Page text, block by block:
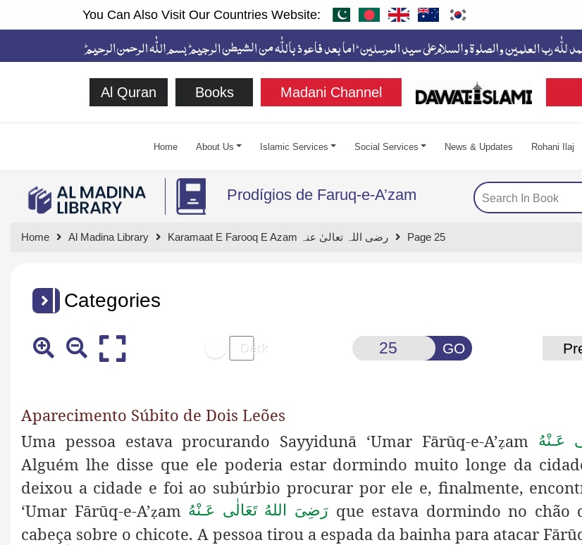
You Can Also Visit Our Countries Website:
Al Quran Books Madani Channel
Home About Us Islamic Services Social Services News & Updates Rohani Ilaj
Prodígios de Faruq-e-A’zam
Home Al Madina Library Karamaat E Farooq E Azam رضی اللہ تعالیٰ عنہ Page 25
Categories
GO
Aparecimento Súbito de Dois Leões
Uma pessoa estava procurando Sayyidunā ‘Umar Fārūq-e-A’ẓam عَـنْهُ
Alguém lhe disse que ele poderia estar dormindo muito longe da
deixou a cidade e foi ao subúrbio procurar por ele e, finalmente,
‘Umar Fārūq-e-A’ẓam رَضِىَ اللهُ تَعَالٰی عَـنْهُ que estava dormindo no chão
cabeça sobre o chicote. A pessoa tirou a espada da bainha para atacar